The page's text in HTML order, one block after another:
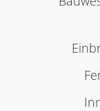
Leistungen